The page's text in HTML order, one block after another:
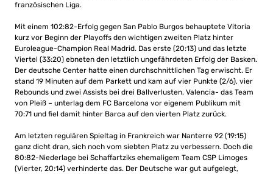
französischen Liga.
Mit einem 102:82-Erfolg gegen San Pablo Burgos behauptete Vitoria
kurz vor Beginn der Playoffs den wichtigen zweiten Platz hinter
Euroleague-Champion Real Madrid. Das erste (20:13) und das letzte
Viertel (33:20) ebneten den letztlich ungefährdeten Erfolg der Basken.
Der deutsche Center hatte einen durchschnittlichen Tag erwischt. Er
stand 19 Minuten auf dem Parkett und kam auf vier Punkte (2/6), vier
Rebounds und zwei Assists bei drei Ballverlusten. Valencia- das Team
von Pleiß – unterlag dem FC Barcelona vor eigenem Publikum mit
70:71 und fiel damit hinter Barca auf den vierten Platz zurück.
Am letzten regulären Spieltag in Frankreich war Nanterre 92 (19:15)
ganz dicht dran, sich noch vom siebten Platz zu verbessern. Doch die
80:82-Niederlage bei Schaffartziks ehemaligem Team CSP Limoges
(Vierter, 20:14) verhinderte das. Der Deutsche war gut aufgelegt,